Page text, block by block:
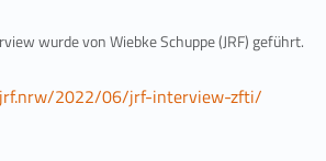
wurde von Wiebke Schuppe (JRF) geführt.
2022/06/jrf-interview-zfti/